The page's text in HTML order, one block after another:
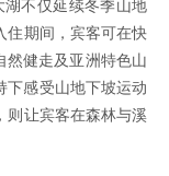
不仅延续冬季山地
住期间，宾客可在快
然健走及亚洲特色山
感受山地下坡运动
则让宾客在森林与溪